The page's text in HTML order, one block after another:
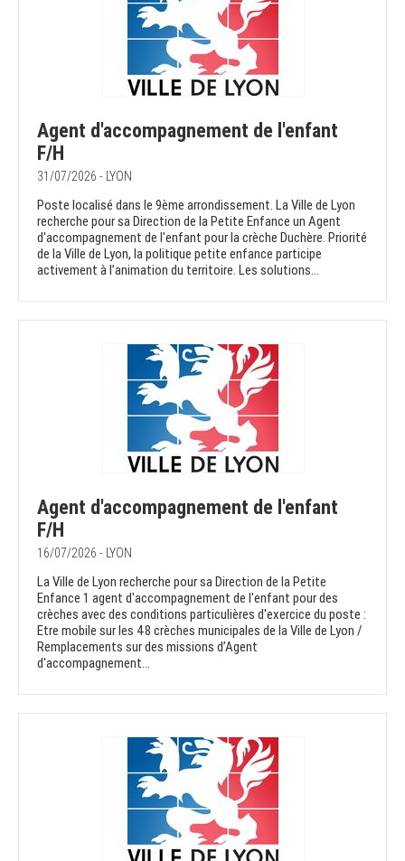
Agent d'accompagnement de l'enfant
F/H
31/07/2026 - LYON
Poste localisé dans le 9ème arrondissement. La Ville de Lyon
recherche pour sa Direction de la Petite Enfance un Agent
d'accompagnement de l'enfant pour la crèche Duchère. Priorité
de la Ville de Lyon, la politique petite enfance participe
activement à l’animation du territoire. Les solutions...
Agent d'accompagnement de l'enfant
F/H
16/07/2026 - LYON
La Ville de Lyon recherche pour sa Direction de la Petite
Enfance 1 agent d'accompagnement de l'enfant pour des
crèches avec des conditions particulières d'exercice du poste :
Etre mobile sur les 48 crèches municipales de la Ville de Lyon /
Remplacements sur des missions d’Agent
d'accompagnement...